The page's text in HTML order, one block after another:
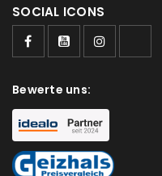
SOCIAL ICONS
Bewerte uns: